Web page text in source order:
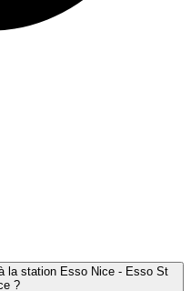
la station Esso Nice - Esso St
?